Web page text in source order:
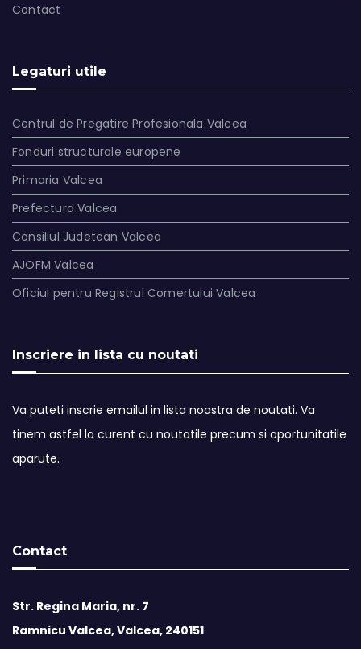
Contact
Legaturi utile
Centrul de Pregatire Profesionala Valcea
Fonduri structurale europene
Primaria Valcea
Prefectura Valcea
Consiliul Judetean Valcea
AJOFM Valcea
Oficiul pentru Registrul Comertului Valcea
Inscriere in lista cu noutati
Va puteti inscrie emailul in lista noastra de noutati. Va
tinem astfel la curent cu noutatile precum si oportunitatile
aparute.
Contact
Str. Regina Maria, nr. 7
Ramnicu Valcea, Valcea, 240151